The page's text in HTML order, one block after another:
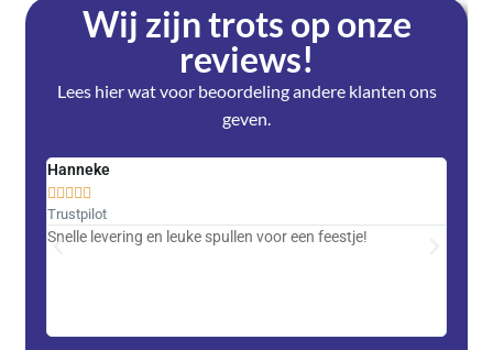
Wij zijn trots op onze
reviews!
Lees hier wat voor beoordeling andere klanten ons
geven.
Hanneke

Trustpilot
Snelle levering en leuke spullen voor een feestje!